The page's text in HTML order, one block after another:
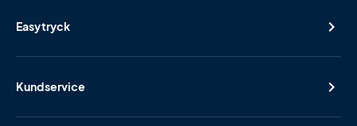
Easytryck
Kundservice